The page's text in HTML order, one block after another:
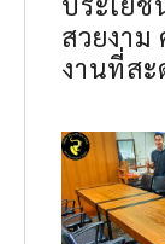
สวยงาม
งานที่ส